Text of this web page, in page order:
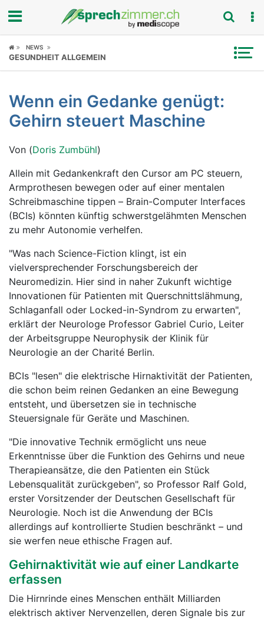
Fokus
Symptome
Ratgeber
Rubriken
NEWS
GESUNDHEIT ALLGEMEIN
Wenn ein Gedanke genügt:
Gehirn steuert Maschine
Von (Doris Zumbühl)
Allein mit Gedankenkraft den Cursor am PC steuern,
Armprothesen bewegen oder auf einer mentalen
Schreibmaschine tippen – Brain-Computer Interfaces
(BCIs) könnten künftig schwerstgelähmten Menschen
zu mehr Autonomie verhelfen.
"Was nach Science-Fiction klingt, ist ein
vielversprechender Forschungsbereich der
Neuromedizin. Hier sind in naher Zukunft wichtige
Innovationen für Patienten mit Querschnittslähmung,
Schlaganfall oder Locked-in-Syndrom zu erwarten",
erklärt der Neurologe Professor Gabriel Curio, Leiter
der Arbeitsgruppe Neurophysik der Klinik für
Neurologie an der Charité Berlin.
BCIs "lesen" die elektrische Hirnaktivität der Patienten,
die schon beim reinen Gedanken an eine Bewegung
entsteht, und übersetzen sie in technische
Steuersignale für Geräte und Maschinen.
"Die innovative Technik ermöglicht uns neue
Erkenntnisse über die Funktion des Gehirns und neue
Therapieansätze, die den Patienten ein Stück
Lebensqualität zurückgeben", so Professor Ralf Gold,
erster Vorsitzender der Deutschen Gesellschaft für
Neurologie. Noch ist die Anwendung der BCIs
allerdings auf kontrollierte Studien beschränkt – und
sie werfen neue ethische Fragen auf.
Gehirnaktivität wie auf einer Landkarte
erfassen
Die Hirnrinde eines Menschen enthält Milliarden
elektrisch aktiver Nervenzellen, deren Signale bis zur